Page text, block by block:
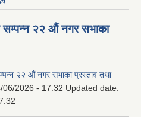
सम्पन्न २२ औं नगर सभाका
२२ औं नगर सभाका प्रस्ताव तथा
06/2026 - 17:32 Updated date: